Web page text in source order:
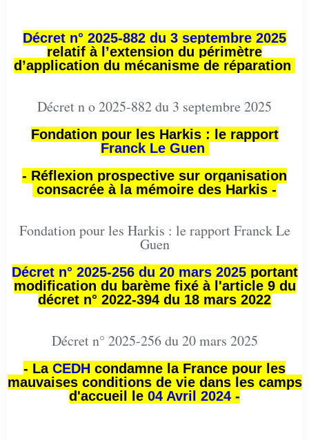
Décret n° 2025-882 du 3 septembre 2025
relatif à l’extension du périmètre
d’application du mécanisme de réparation
Décret n o 2025-882 du 3 septembre 2025
Fondation pour les Harkis : le rapport
Franck Le Guen
- Réflexion prospective sur organisation
consacrée à la mémoire des Harkis -
Fondation pour les Harkis : le rapport Franck Le
Guen
Décret n° 2025-256 du 20 mars 2025portant
modification du barème fixé à l'article 9 du
décret n° 2022-394 du 18 mars 2022
Décret n° 2025-256 du 20 mars 2025
- La CEDH condamne la France pour les
mauvaises conditions de vie dans les camps
d'accueil le 04 Avril 2024 -